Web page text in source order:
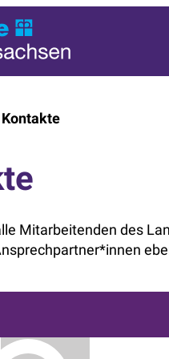
Kontakte
Mitarbeitenden des